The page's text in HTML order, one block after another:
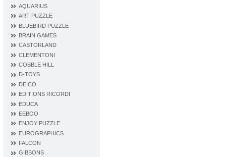
AQUARIUS
ART PUZZLE
BLUEBIRD PUZZLE
BRAIN GAMES
CASTORLAND
CLEMENTONI
COBBLE HILL
D‐TOYS
DEICO
EDITIONS RICORDI
EDUCA
EEBOO
ENJOY PUZZLE
EUROGRAPHICS
FALCON
GIBSONS